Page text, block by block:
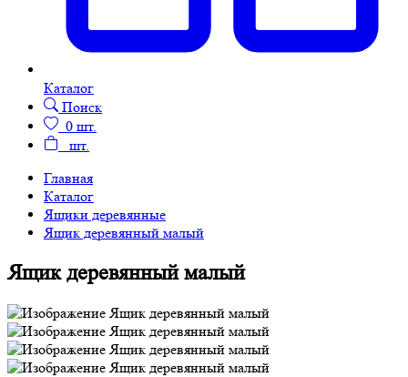
Каталог
Поиск
0 шт.
шт.
Главная
Каталог
Ящики деревянные
Ящик деревянный малый
Ящик деревянный малый